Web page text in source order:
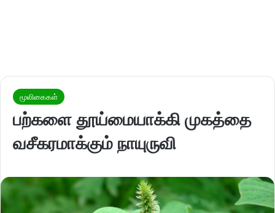
மூலிகைகள்
பற்களை தூய்மையாக்கி முகத்தை
வசீகரமாக்கும் நாயுருவி